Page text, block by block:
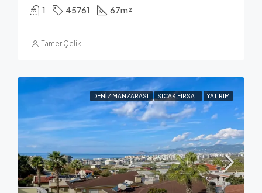
1 45761 67m²
Tamer Çelik
DENIZ MANZARASI SICAK FIRSAT YATIRIM